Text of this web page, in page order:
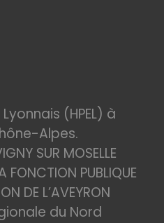
(HPEL) à
Alpes.
SUR MOSELLE
FONCTION PUBLIQUE
DE L’AVEYRON
du Nord